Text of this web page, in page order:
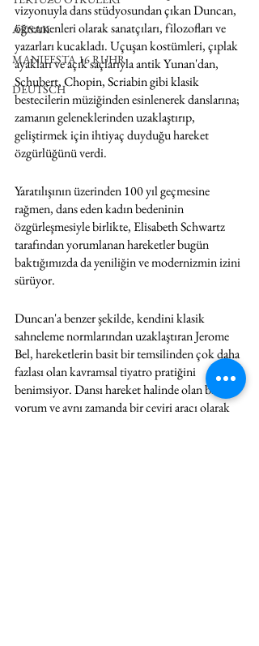
AKSAK
MANIFESTA 16 RUHR
DEUTSCH
vizyonuyla dans stüdyosundan çıkan Duncan,
öğretmenleri olarak sanatçıları, filozofları ve
yazarları kucakladı. Uçuşan kostümleri, çıplak
ayakları ve açık saçlarıyla antik Yunan'dan,
Schubert, Chopin, Scriabin gibi klasik
bestecilerin müziğinden esinlenerek danslarına;
zamanın geleneklerinden uzaklaştırıp,
geliştirmek için ihtiyaç duyduğu hareket
özgürlüğünü verdi.
Yaratılışının üzerinden 100 yıl geçmesine
rağmen, dans eden kadın bedeninin
özgürleşmesiyle birlikte, Elisabeth Schwartz
tarafından yorumlanan hareketler bugün
baktığımızda da yeniliğin ve modernizmin izini
sürüyor.
Duncan'a benzer şekilde, kendini klasik
sahneleme normlarından uzaklaştıran Jerome
Bel, hareketlerin basit bir temsilinden çok daha
fazlası olan kavramsal tiyatro pratiğini
benimsiyor. Dansı hareket halinde olan bir
yorum ve aynı zamanda bir çeviri aracı olarak